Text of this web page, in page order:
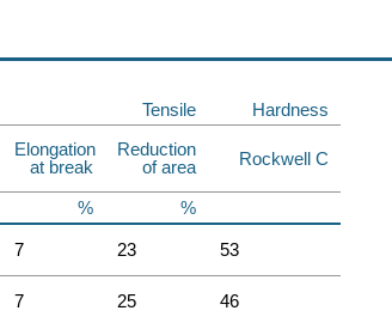
Tensile
Hardness
Elongation
at break
Reduction
of area
Rockwell C
%
%
7 23 53
7 25 46